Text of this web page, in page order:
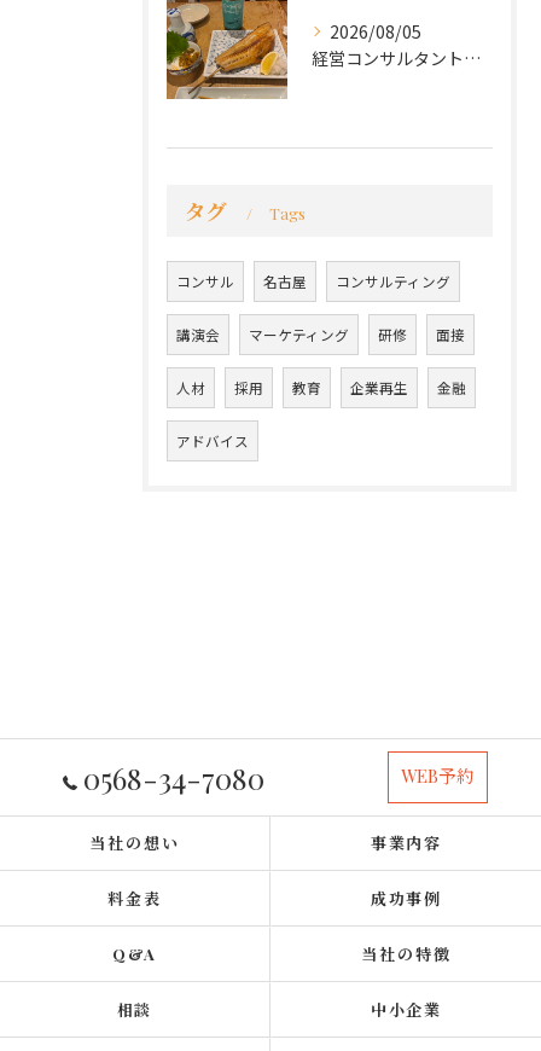
2026/08/05
経営コンサルタントのモーちゃん・毛利京申です。
タグ Tags
コンサル 名古屋 コンサルティング
講演会 マーケティング 研修 面接
人材 採用 教育 企業再生 金融
アドバイス
0568-34-7080 WEB予約
当社の想い 事業内容
料金表 成功事例
Q&A 当社の特徴
相談 中小企業